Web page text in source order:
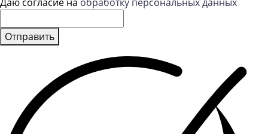
Отправить